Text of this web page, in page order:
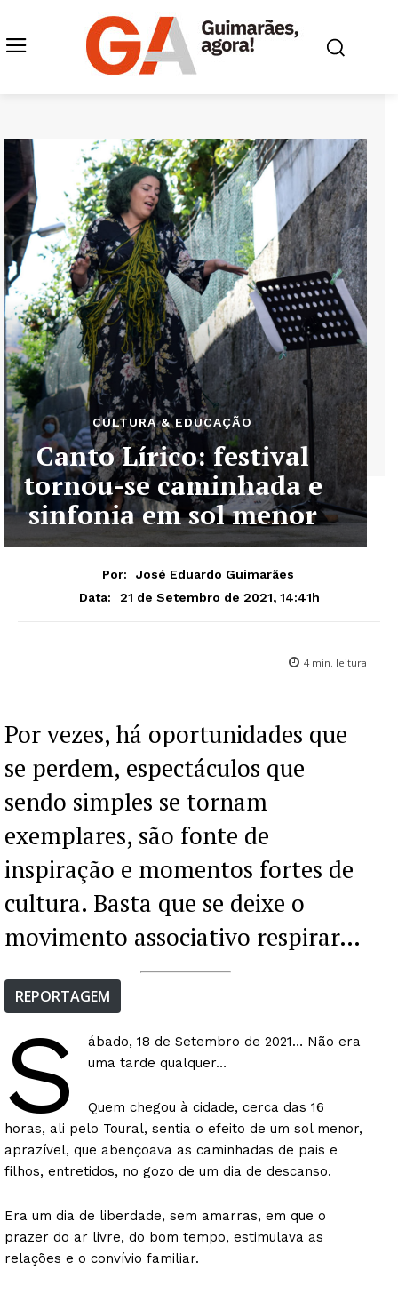
CULTURA & EDUCAÇÃO
Canto Lírico: festival
tornou-se caminhada e
sinfonia em sol menor
Por:
José Eduardo Guimarães
Data:
21 de Setembro de 2021, 14:41h
4 min. leitura
Por vezes, há oportunidades que
se perdem, espectáculos que
sendo simples se tornam
exemplares, são fonte de
inspiração e momentos fortes de
cultura. Basta que se deixe o
movimento associativo respirar…
REPORTAGEM
S
ábado, 18 de Setembro de 2021… Não era
uma tarde qualquer…
Quem chegou à cidade, cerca das 16
horas, ali pelo Toural, sentia o efeito de um sol menor,
aprazível, que abençoava as caminhadas de pais e
filhos, entretidos, no gozo de um dia de descanso.
Era um dia de liberdade, sem amarras, em que o
prazer do ar livre, do bom tempo, estimulava as
relações e o convívio familiar.